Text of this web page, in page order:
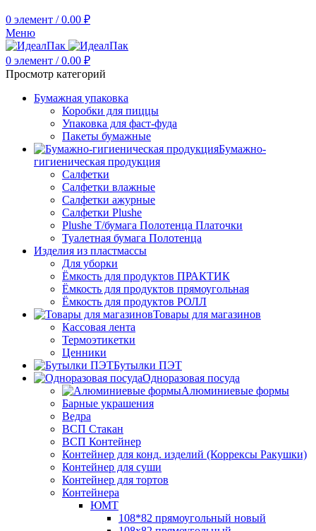
0 элемент / 0.00 ₽
Меню
0 элемент / 0.00 ₽
Просмотр категорий
Бумажная упаковка
Коробки для пиццы
Упаковка для фаст-фуда
Пакеты бумажные
Бумажно-
гигиеническая продукция
Салфетки
Салфетки влажные
Салфетки ажурные
Салфетки Plushe
Plushe Т/бумага Полотенца Платочки
Туалетная бумага Полотенца
Изделия из пластмассы
Для уборки
Ёмкость для продуктов ПРАКТИК
Ёмкость для продуктов прямоугольная
Ёмкость для продуктов РОЛЛ
Товары для магазинов
Кассовая лента
Термоэтикетки
Ценники
Бутылки ПЭТ
Одноразовая посуда
Алюминиевые формы
Барные украшения
Ведра
ВСП Стакан
ВСП Контейнер
Контейнер для конд. изделий (Коррексы Ракушки)
Контейнер для суши
Контейнер для тортов
Контейнера
ЮМТ
108*82 прямоугольный новый